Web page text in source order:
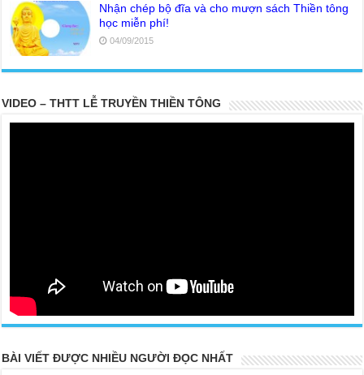
Nhận chép bộ đĩa và cho mượn sách Thiền tông
học miễn phí!
04/09/2015
VIDEO – THTT LỄ TRUYỀN THIỀN TÔNG
BÀI VIẾT ĐƯỢC NHIỀU NGƯỜI ĐỌC NHẤT
20 PARTS TOP SECRET BUDDHA LEFT FOR POSTERITY